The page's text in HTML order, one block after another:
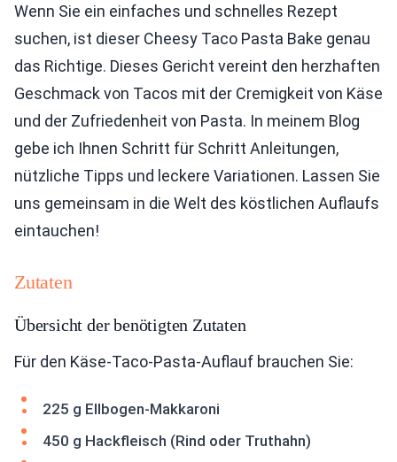
Wenn Sie ein einfaches und schnelles Rezept
suchen, ist dieser Cheesy Taco Pasta Bake genau
das Richtige. Dieses Gericht vereint den herzhaften
Geschmack von Tacos mit der Cremigkeit von Käse
und der Zufriedenheit von Pasta. In meinem Blog
gebe ich Ihnen Schritt für Schritt Anleitungen,
nützliche Tipps und leckere Variationen. Lassen Sie
uns gemeinsam in die Welt des köstlichen Auflaufs
eintauchen!
Zutaten
Übersicht der benötigten Zutaten
Für den Käse-Taco-Pasta-Auflauf brauchen Sie:
225 g Ellbogen-Makkaroni
450 g Hackfleisch (Rind oder Truthahn)